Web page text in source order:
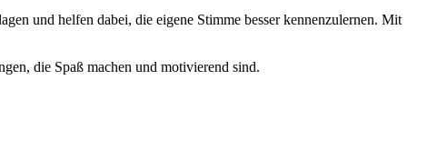
und helfen dabei, die eigene Stimme besser kennenzulernen. Mit
die Spaß machen und motivierend sind.